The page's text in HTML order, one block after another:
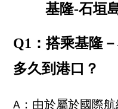
基隆-石垣
Q1：搭乘基隆
多久到港口？
A：由於屬於國際